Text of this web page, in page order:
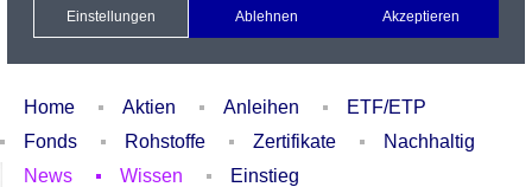
Xetra Realtime
Watchlist Portfolio Login
Home Aktien Anleihen
ETF/ETP
Fonds
Rohstoffe Zertifikate
Nachhaltig
News
Wissen Einstieg
Einstellungen Ablehnen Akzeptieren